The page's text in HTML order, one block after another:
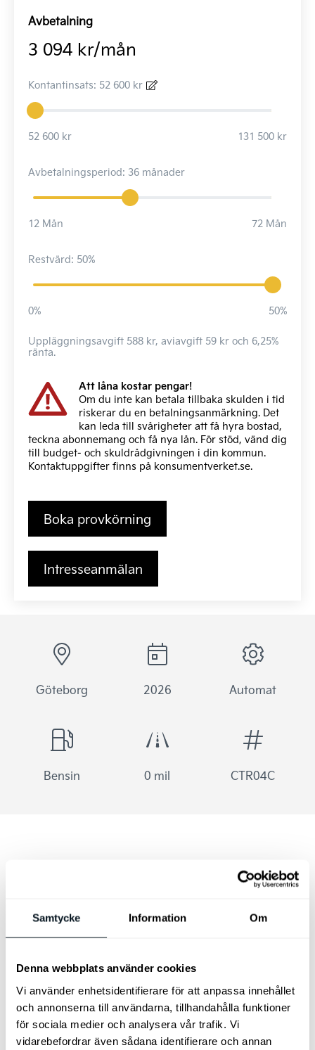
Samtycke Information Om
Denna webbplats använder cookies
Vi använder enhetsidentifierare för att anpassa innehållet
och annonserna till användarna, tillhandahålla funktioner
för sociala medier och analysera vår trafik. Vi
vidarebefordrar även sådana identifierare och annan
Avbetalning
3 094 kr/mån
Kontantinsats: 52 600 kr
52 600 kr 131 500 kr
Avbetalningsperiod: 36 månader
12 Mån 72 Mån
Restvärd: 50%
0% 50%
Uppläggningsavgift 588 kr, aviavgift 59 kr och 6,25%
ränta.
Att låna kostar pengar!
Om du inte kan betala tillbaka skulden i tid
riskerar du en betalningsanmärkning. Det
kan leda till svårigheter att få hyra bostad,
teckna abonnemang och få nya lån. För stöd, vänd dig
till budget- och skuldrådgivningen i din kommun.
Kontaktuppgifter finns på konsumentverket.se.
Boka provkörning
Intresseanmälan
Göteborg 2026 Automat
Bensin 0 mil CTR04C
Bilen finns i Göteborg